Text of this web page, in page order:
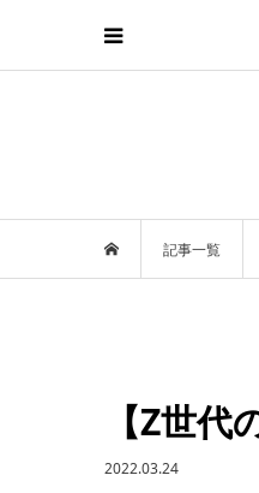
記事一覧
【Z世
2022.03.24